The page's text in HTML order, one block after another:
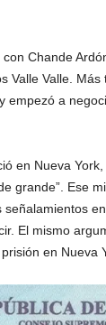
Chande
Valle Valle. Más
empezó a
en Nueva
grande”. Ese
El mismo
en Nueva